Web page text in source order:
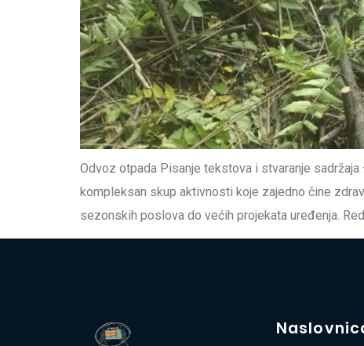
Odvoz otpada Pisanje tekstova i stvaranje
kompleksan skup aktivnosti koje zajedno čine
sezonskih poslova do većih projekata uređenja.